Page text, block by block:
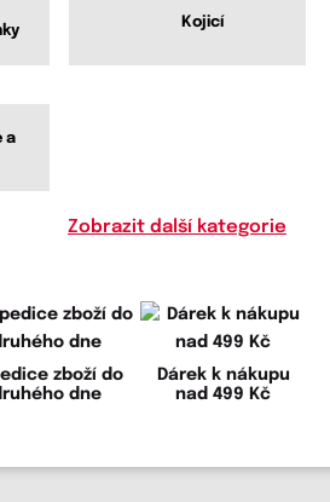
Kojicí
a
Zobrazit další kategorie
zboží do
dne
Dárek k nákupu
nad 499 Kč